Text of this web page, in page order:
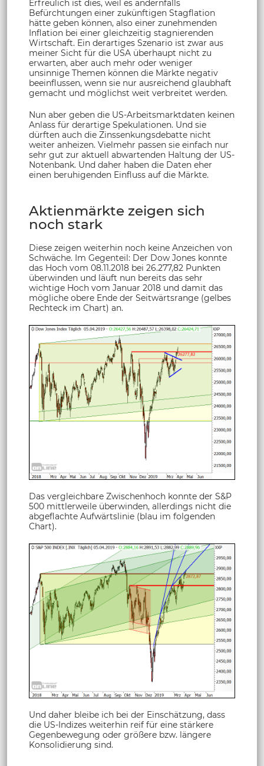
Erfreulich ist dies, weil es andernfalls
Befürchtungen einer zukünftigen Stagflation
hätte geben können, also einer zunehmenden
Inflation bei einer gleichzeitig stagnierenden
Wirtschaft. Ein derartiges Szenario ist zwar aus
meiner Sicht für die USA überhaupt nicht zu
erwarten, aber auch mehr oder weniger
unsinnige Themen können die Märkte negativ
beeinflussen, wenn sie nur ausreichend glaubhaft
gemacht und möglichst weit verbreitet werden.
Nun aber geben die US-Arbeitsmarktdaten keinen
Anlass für derartige Spekulationen. Und sie
dürften auch die Zinssenkungsdebatte nicht
weiter anheizen. Vielmehr passen sie einfach nur
sehr gut zur aktuell abwartenden Haltung der US-
Notenbank. Und daher haben die Daten eher
einen beruhigenden Einfluss auf die Märkte.
Aktienmärkte zeigen sich
noch stark
Diese zeigen weiterhin noch keine Anzeichen von
Schwäche. Im Gegenteil: Der Dow Jones konnte
das Hoch vom 08.11.2018 bei 26.277,82 Punkten
überwinden und läuft nun bereits das sehr
wichtige Hoch vom Januar 2018 und damit das
mögliche obere Ende der Seitwärtsrange (gelbes
Rechteck im Chart) an.
Das vergleichbare Zwischenhoch konnte der S&P
500 mittlerweile überwinden, allerdings nicht die
abgeflachte Aufwärtslinie (blau im folgenden
Chart).
Und daher bleibe ich bei der Einschätzung, dass
die US-Indizes weiterhin reif für eine stärkere
Gegenbewegung oder größere bzw. längere
Konsolidierung sind.